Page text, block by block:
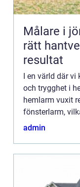
Målare i
rätt
resultat
I en värld där vi
och trygghet i
hemlarm vuxit
fönsterlarm,
genom att
admin